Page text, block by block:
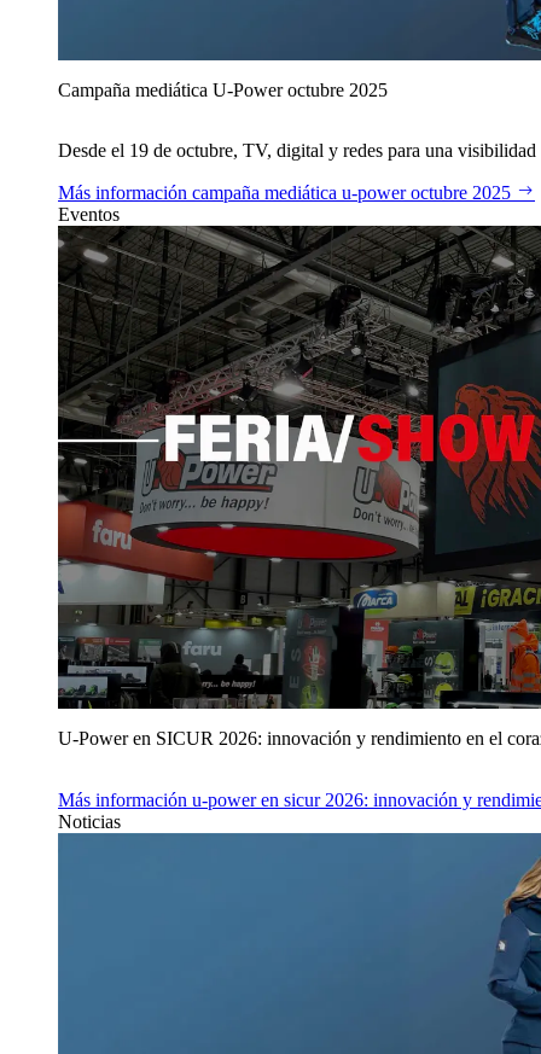
Campaña mediática U‑Power octubre 2025
Desde el 19 de octubre, TV, digital y redes para una
Más información campaña mediática u‑power octubre 2025
Eventos
U‑Power en SICUR 2026: innovación y rendimiento en el
Más información u‑power en sicur 2026: innovación y
Noticias